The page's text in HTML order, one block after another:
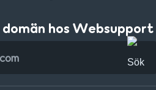
hos Websupport